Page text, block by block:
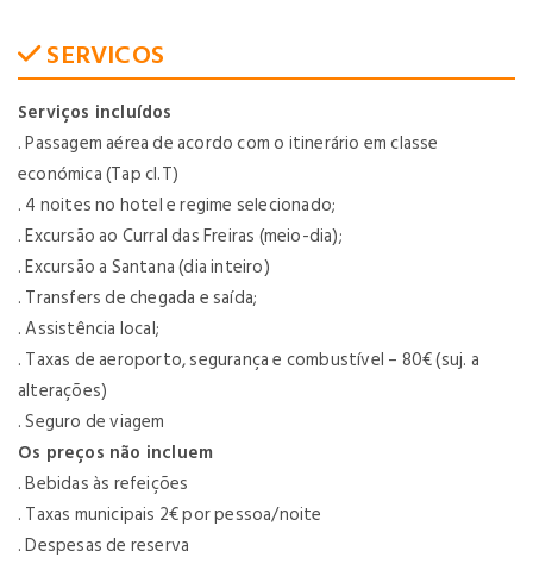
SERVICOS
Serviços incluídos
. Passagem aérea de acordo com o itinerário em classe
económica (Tap cl.T)
. 4 noites no hotel e regime selecionado;
. Excursão ao Curral das Freiras (meio-dia);
. Excursão a Santana (dia inteiro)
. Transfers de chegada e saída;
. Assistência local;
. Taxas de aeroporto, segurança e combustível – 80€ (suj. a
alterações)
. Seguro de viagem
Os preços não incluem
. Bebidas às refeições
. Taxas municipais 2€ por pessoa/noite
. Despesas de reserva